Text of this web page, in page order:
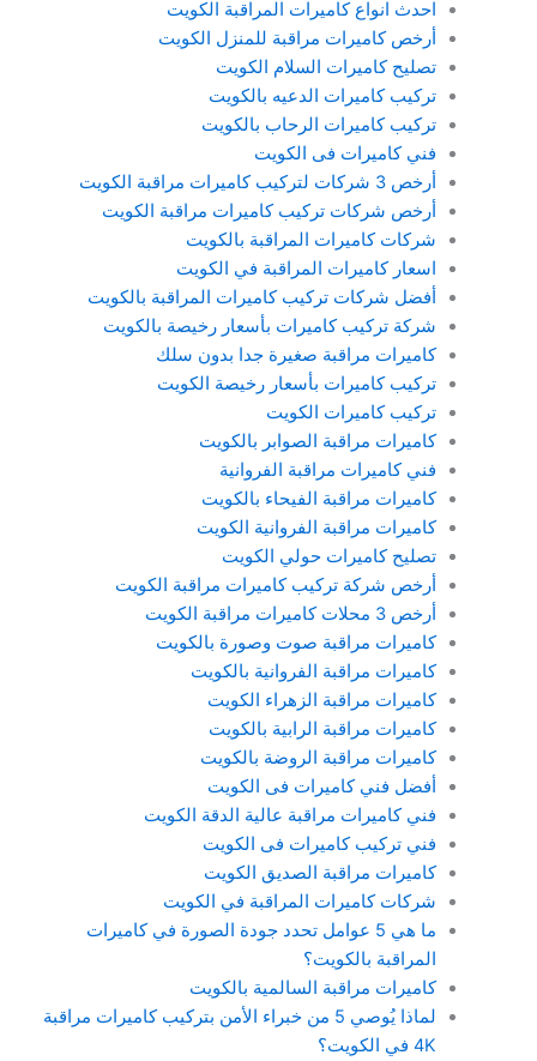
احدث انواع كاميرات المراقبة الكويت
أرخص كاميرات مراقبة للمنزل الكويت
تصليح كاميرات السلام الكويت
تركيب كاميرات الدعيه بالكويت
تركيب كاميرات الرحاب بالكويت
فني كاميرات فى الكويت
أرخص 3 شركات لتركيب كاميرات مراقبة الكويت
أرخص شركات تركيب كاميرات مراقبة الكويت
شركات كاميرات المراقبة بالكويت
اسعار كاميرات المراقبة في الكويت
أفضل شركات تركيب كاميرات المراقبة بالكويت
شركة تركيب كاميرات بأسعار رخيصة بالكويت
كاميرات مراقبة صغيرة جدا بدون سلك
تركيب كاميرات بأسعار رخيصة الكويت
تركيب كاميرات الكويت
كاميرات مراقبة الصوابر بالكويت
فني كاميرات مراقبة الفروانية
كاميرات مراقبة الفيحاء بالكويت
كاميرات مراقبة الفروانية الكويت
تصليح كاميرات حولي الكويت
أرخص شركة تركيب كاميرات مراقبة الكويت
أرخص 3 محلات كاميرات مراقبة الكويت
كاميرات مراقبة صوت وصورة بالكويت
كاميرات مراقبة الفروانية بالكويت
كاميرات مراقبة الزهراء الكويت
كاميرات مراقبة الرابية بالكويت
كاميرات مراقبة الروضة بالكويت
أفضل فني كاميرات فى الكويت
فني كاميرات مراقبة عالية الدقة الكويت
فني تركيب كاميرات فى الكويت
كاميرات مراقبة الصديق الكويت
شركات كاميرات المراقبة في الكويت
ما هي 5 عوامل تحدد جودة الصورة في كاميرات
المراقبة بالكويت؟
كاميرات مراقبة السالمية بالكويت
لماذا يُوصي 5 من خبراء الأمن بتركيب كاميرات مراقبة
4K في الكويت؟